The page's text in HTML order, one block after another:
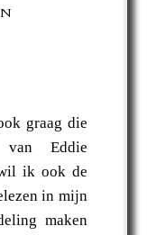
graag die
Eddie
ik ook de
in mijn
maken